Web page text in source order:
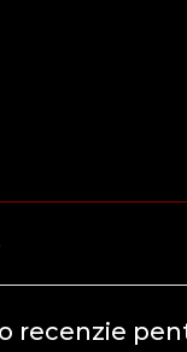
recenzie